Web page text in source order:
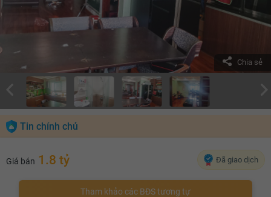
Chia sẻ
Tin chính chủ
Giá bán 1.8 tỷ Đã giao dịch
Tham khảo các BĐS tương tự